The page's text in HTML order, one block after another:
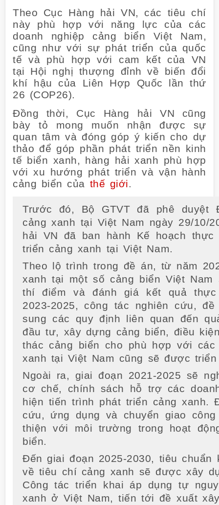
Theo Cục Hàng hải VN, các tiêu chí
này phù hợp với năng lực của các
doanh nghiệp cảng biển Việt Nam,
cũng như với sự phát triển của quốc
tế và phù hợp với cam kết của VN
tại Hội nghị thượng đỉnh về biến đổi
khí hậu của Liên Hợp Quốc lần thứ
26 (COP26).
Đồng thời, Cục Hàng hải VN cũng
bày tỏ mong muốn nhận được sự
quan tâm và đóng góp ý kiến cho dự
thảo để góp phần phát triển nền kinh
tế biển xanh, hàng hải xanh phù hợp
với xu hướng phát triển và vận hành
cảng biển của thế giới.
Trước đó, Bộ GTVT đã phê duyệt
cảng xanh tại Việt Nam ngày 29/10/
hải VN đã ban hành Kế hoạch
triển cảng xanh tại Việt Nam.
Theo lộ trình trong đề án, từ năm
xanh tại một số cảng biển Việt
thí điểm và đánh giá kết quả thực
2023-2025, công tác nghiên cứu,
sung các quy định liên quan đến
đầu tư, xây dựng cảng biển, điều
thác cảng biển cho phù hợp với
xanh tại Việt Nam cũng sẽ được
Ngoài ra, giai đoạn 2021-2025 sẽ
cơ chế, chính sách hỗ trợ các
hiện tiến trình phát triển cảng xanh.
cứu, ứng dụng và chuyển giao
thiện với môi trường trong hoạt
biển.
Đến giai đoạn 2025-2030, tiêu chuẩn
về tiêu chí cảng xanh sẽ được xây
Công tác triển khai áp dụng tự
xanh ở Việt Nam, tiến tới đề xuất